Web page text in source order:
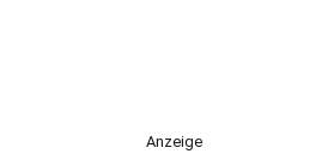
Anzeige